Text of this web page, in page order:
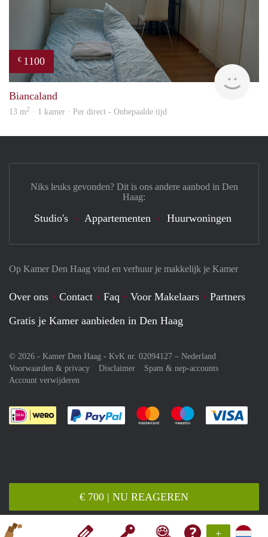
+
€ 700 | NU REAGEREN
€ 1100
Biancaland
13 m2 · 1 kamer · Per direct - Onbepaalde tijd
Op Kamer Den Haag vind en verhuur je makkelijk je Kamer
Over ons Contact Faq Voor Makelaars
Partners
Gratis je Kamer aanbieden in Den Haag
© 2026 - Kamer Den Haag - KvK nr. 02094127 – Nederland
Voorwaarden & privacy
Disclaimer
Spam & nep-accounts
Account verwijderen
Je rekent gemakkelijk af met Paypal
Je rekent gemakkelijk af met
Je rekent
Niks leuks gevonden? Dit is ons andere aanbod in Den
Haag:
Studio's Appartementen Huurwoningen